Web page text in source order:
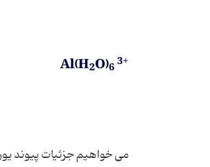
Al(H2O)63+
می خواهیم جزئیات پیوند